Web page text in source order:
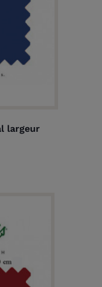
largeur